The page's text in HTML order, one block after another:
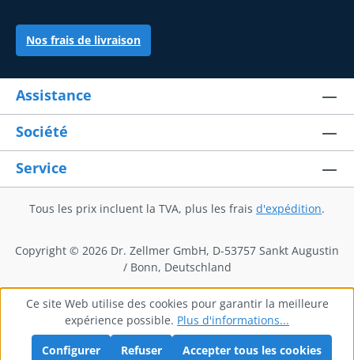
Nos frais de livraison
Assistance
Société
Service
Tous les prix incluent la TVA, plus les frais d'expédition.
Copyright © 2026 Dr. Zellmer GmbH, D-53757 Sankt Augustin
/ Bonn, Deutschland
Ce site Web utilise des cookies pour garantir la meilleure
expérience possible. Plus d'informations...
Refuser
Configurer Accepter tous les cookies